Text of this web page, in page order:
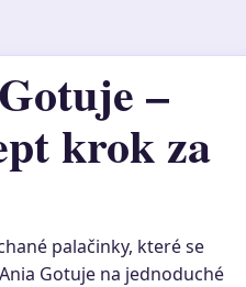
–
krok za
palačinky, které se
Gotuje na jednoduché